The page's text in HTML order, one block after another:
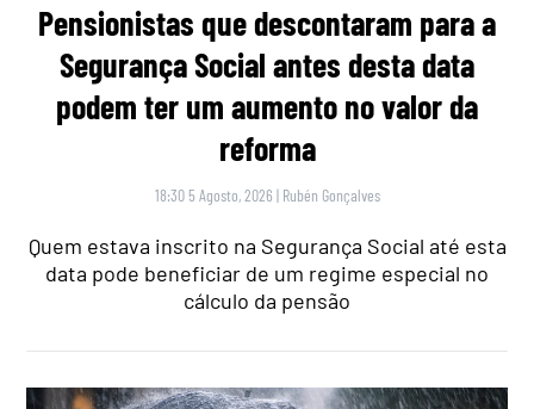
Pensionistas que descontaram para a
Segurança Social antes desta data
podem ter um aumento no valor da
reforma
18:30 5 Agosto, 2026 | Rubén Gonçalves
Quem estava inscrito na Segurança Social até esta
data pode beneficiar de um regime especial no
cálculo da pensão